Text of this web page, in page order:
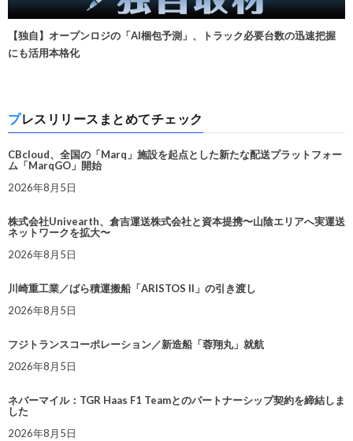
【独自】オープンロジの「AI梱包予測」、トラック必要台数の迅速把握
にも活用本格化
プレスリリースまとめてチェック
CBcloud、全国の「Marq」施設を起点とした新たな配送プラットフォー
ム「MarqGO」開始
2026年8月5日
株式会社Univearth、倉吉運送株式会社と資本提携〜山陰エリアへ実運送
ネットワークを拡大〜
2026年8月5日
川崎重工業／ばら積運搬船「ARISTOS II」の引き渡し
2026年8月5日
フジトランスコーポレーション／新造船「蓉翔丸」就航
2026年8月5日
ネバーマイル：TGR Haas F1 Teamとのパートナーシップ契約を締結しま
した
2026年8月5日